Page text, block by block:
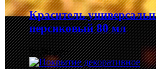
Краситель
персиковый 80 мл
99,00 руб.